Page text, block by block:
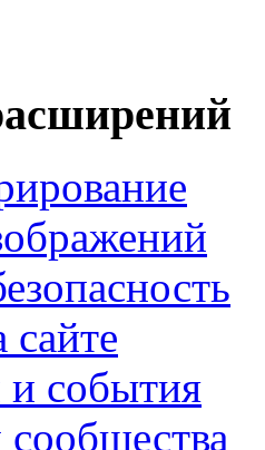
сайте
и события